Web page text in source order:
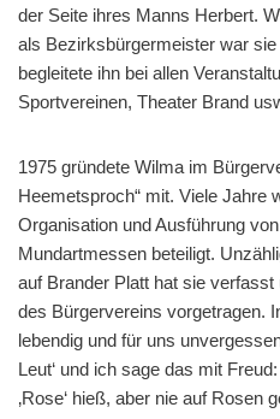
der Seite ihres Manns Herbert.
als Bezirksbürgermeister war
begleitete ihn bei allen
Sportvereinen, Theater Brand
1975 gründete Wilma im
Heemetsproch“ mit. Viele Jahre
Organisation und Ausführung
Mundartmessen beteiligt.
auf Brander Platt hat sie
des Bürgervereins vorgetragen.
lebendig und für uns
Leut‘ und ich sage das mit
‚Rose‘ hieß, aber nie auf Rosen